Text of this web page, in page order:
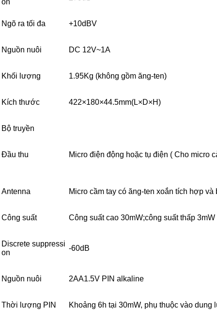
on
Ngõ ra tối đa +10dBV
Nguồn nuôi DC 12V~1A
Khối lượng 1.95Kg (không gồm ăng-ten)
Kích thước 422×180×44.5mm(L×D×H)
Bộ truyền
Đầu thu Micro điện động hoặc tụ điện ( Cho micro
Antenna Micro cầm tay có ăng-ten xoắn tích hợp
Công suất Công suất cao 30mW;công suất thấp 3mW
Discrete suppressi
on
-60dB
Nguồn nuôi 2AA1.5V PIN alkaline
Thời lượng PIN Khoảng 6h tại 30mW, phụ thuộc vào dung